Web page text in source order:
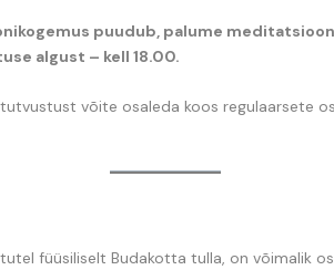
puudub, palume
algust – kell 18.00.
võite osaleda koos regulaarsete
füüsiliselt Budakotta tulla, on võimalik